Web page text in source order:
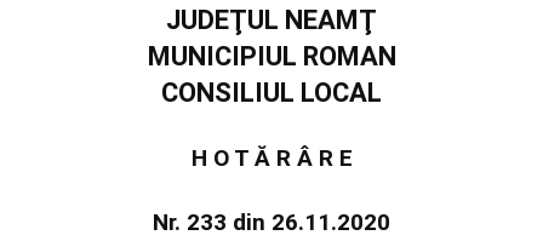
JUDEŢUL NEAMŢ
MUNICIPIUL ROMAN
CONSILIUL LOCAL
H O T Ă R Â R E
Nr. 233 din 26.11.2020